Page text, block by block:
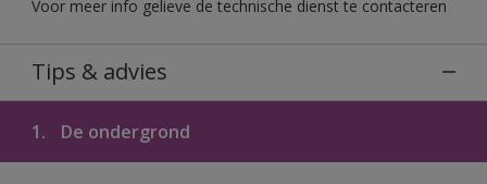
Voor meer info gelieve de technische dienst te contacteren
Tips & advies
1. De ondergrond